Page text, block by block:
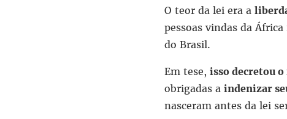
O teor da lei era a
pessoas vindas da
do Brasil.
Em tese, isso decretou
obrigadas a indenizar
nasceram antes da lei